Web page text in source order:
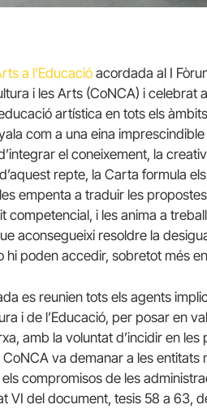
a l’Educacióacordada al I
i les Arts (CoNCA) i celebrat
artística en tots els
com a una eina
el coneixement, la
repte, la Carta formula
empenta a traduir les
competencial, i les anima a
aconsegueixi resoldre la
hi poden accedir, sobretot més
es reunien tots els agents
i de l’Educació, per posar en
amb la voluntat d’incidir en
CoNCA va demanar a les
compromisos de les
VI del document, tesis 58 a 63,